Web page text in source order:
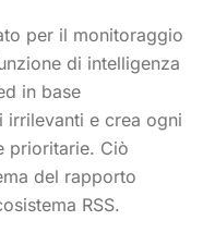
per il monitoraggio
di intelligenza
in base
irrilevanti e crea ogni
prioritarie. Ciò
del rapporto
RSS.